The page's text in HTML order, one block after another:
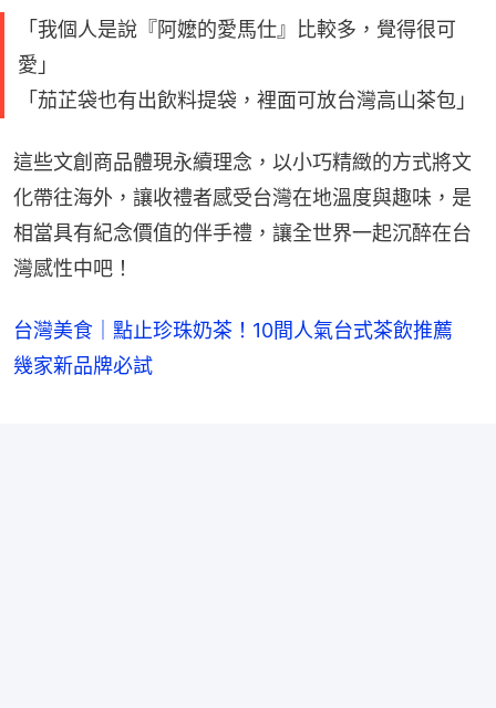
「我個人是說『阿嬤的愛馬仕』比較多，覺得很可
愛」
「茄芷袋也有出飲料提袋，裡面可放台灣高山茶包」
這些文創商品體現永續理念，以小巧精緻的方式將文
化帶往海外，讓收禮者感受台灣在地溫度與趣味，是
相當具有紀念價值的伴手禮，讓全世界一起沉醉在台
灣感性中吧！
台灣美食｜點止珍珠奶茶！10間人氣台式茶飲推薦
幾家新品牌必試